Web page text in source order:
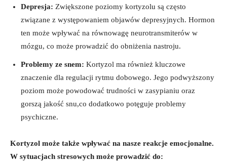
Depresja: Zwiększone poziomy kortyzolu są często
związane z występowaniem objawów depresyjnych. Hormon
ten może wpływać na równowagę neurotransmiterów w
mózgu, co może prowadzić do obniżenia nastroju.
Problemy ze snem: Kortyzol ma również kluczowe
znaczenie dla regulacji rytmu dobowego. Jego podwyższony
poziom może powodować trudności w zasypianiu oraz
gorszą jakość snu,co dodatkowo potęguje problemy
psychiczne.
Kortyzol może także wpływać na nasze reakcje emocjonalne.
W sytuacjach stresowych może prowadzić do: